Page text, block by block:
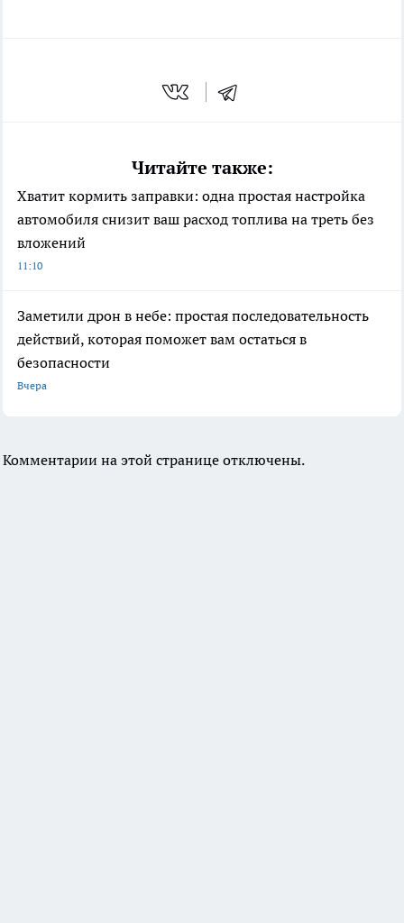
Читайте также:
Хватит кормить заправки: одна простая настройка
автомобиля снизит ваш расход топлива на треть без
вложений
11:10
Заметили дрон в небе: простая последовательность
действий, которая поможет вам остаться в
безопасности
Вчера
Комментарии на этой странице отключены.